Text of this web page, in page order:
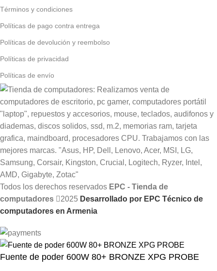
Términos y condiciones
Políticas de pago contra entrega
Políticas de devolución y reembolso
Políticas de privacidad
Políticas de envío
Todos los derechos reservados EPC - Tienda de
computadores
2025 Desarrollado por EPC Técnico de
computadores en Armenia
Fuente de poder 600W 80+ BRONZE XPG PROBE